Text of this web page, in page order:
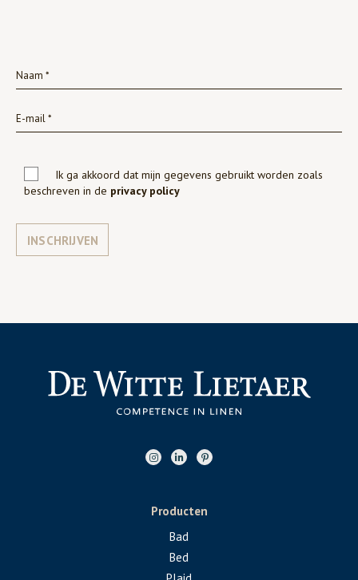
Ik ga akkoord dat mijn gegevens gebruikt worden zoals
beschreven in de privacy policy
INSCHRIJVEN
Producten
Bad
Bed